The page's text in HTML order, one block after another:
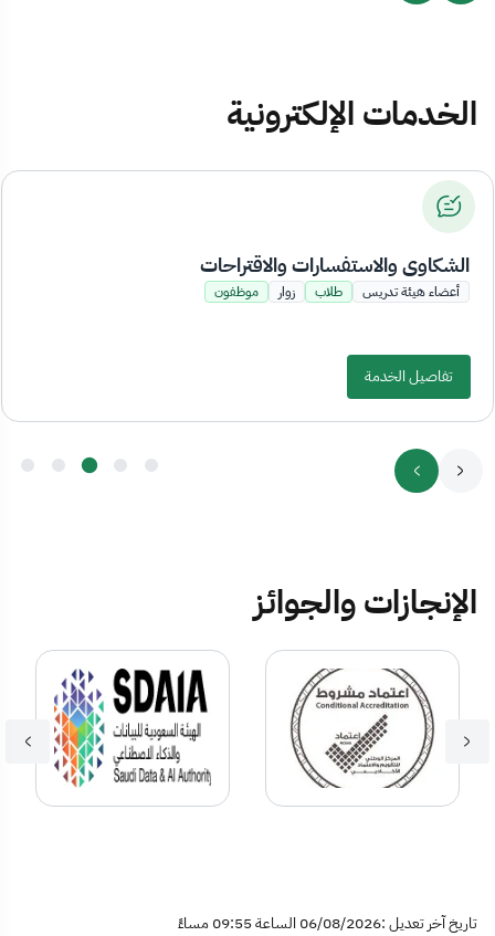
الخدمات الإلكترونية
الشكاوى والاستفسارات والاقتراحات
أعضاء هيئة تدريس طلاب زوار موظفون
تفاصيل الخدمة
الإنجازات والجوائز
تاريخ آخر تعديل :06/08/2026 الساعة 09:55 مساءً